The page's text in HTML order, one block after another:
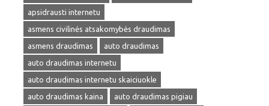
apsidrausti internetu
asmens civilinės atsakomybės draudimas
asmens draudimas
auto draudimas
auto draudimas internetu
auto draudimas internetu skaiciuokle
auto draudimas kaina
auto draudimas pigiau